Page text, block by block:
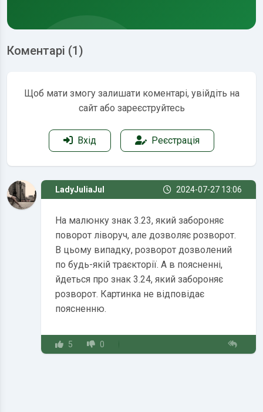
Коментарі (1)
Щоб мати змогу залишати коментарі, увійдіть на
сайт або зареєструйтесь
Вхід Реєстрація
LadyJuliaJul 2024-07-27 13:06
На малюнку знак 3.23, який забороняє
поворот ліворуч, але дозволяє розворот.
В цьому випадку, розворот дозволений
по будь-якій траєкторії. А в поясненні,
йдеться про знак 3.24, який забороняє
розворот. Картинка не відповідає
поясненню.
5 0